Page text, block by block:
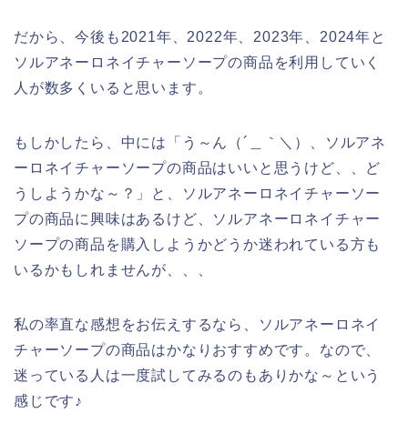
だから、今後も2021年、2022年、2023年、2024年と
ソルアネーロネイチャーソープの商品を利用していく
人が数多くいると思います。
もしかしたら、中には「う～ん（´＿｀＼）、ソルアネ
ーロネイチャーソープの商品はいいと思うけど、、ど
うしようかな～？」と、ソルアネーロネイチャーソー
プの商品に興味はあるけど、ソルアネーロネイチャー
ソープの商品を購入しようかどうか迷われている方も
いるかもしれませんが、、、
私の率直な感想をお伝えするなら、ソルアネーロネイ
チャーソープの商品はかなりおすすめです。なので、
迷っている人は一度試してみるのもありかな～という
感じです♪